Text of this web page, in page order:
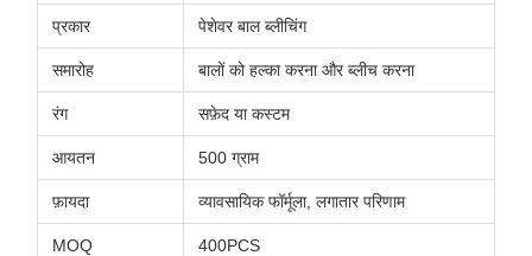
प्रकार पेशेवर बाल ब्लीचिंग
समारोह बालों को हल्का करना और ब्लीच करना
रंग सफ़ेद या कस्टम
आयतन 500 ग्राम
फ़ायदा व्यावसायिक फॉर्मूला, लगातार परिणाम
MOQ 400PCS